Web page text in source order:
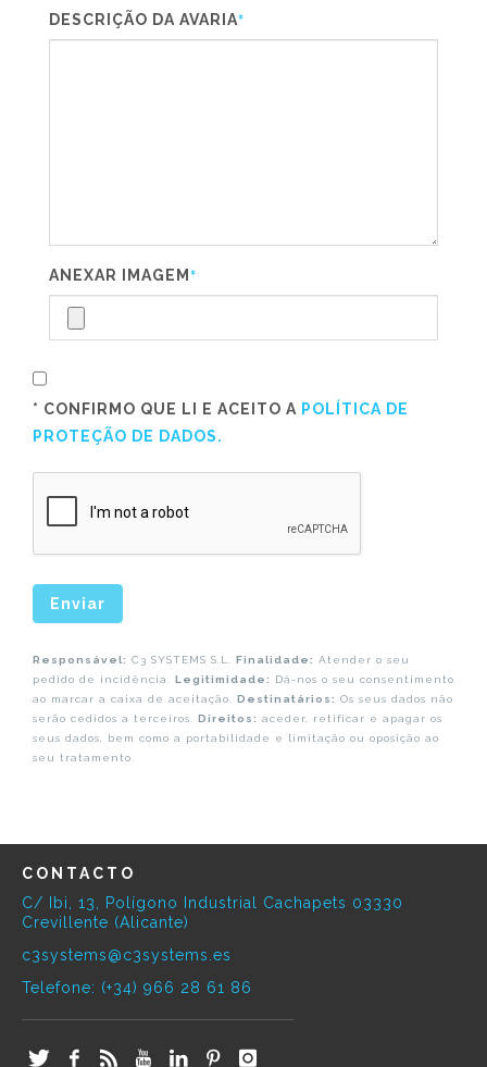
DESCRIÇÃO DA AVARIA*
ANEXAR IMAGEM *
* CONFIRMO QUE LI E ACEITO A POLÍTICA DE
PROTEÇÃO DE DADOS.
Enviar
Responsável: C3 SYSTEMS S.L. Finalidade: Atender o seu
pedido de incidência. Legitimidade:
Dá-nos o seu consentimento
ao marcar a caixa de aceitação. Destinatários: Os seus dados não
serão cedidos a terceiros. Direitos: aceder, retificar e apagar os
seus dados, bem como a portabilidade e limitação ou oposição ao
seu tratamento.
CONTACTO
C/ Ibi, 13, Polígono Industrial Cachapets 03330
Crevillente (Alicante)
c3systems@c3systems.es
Telefone: (+34) 966 28 61 86